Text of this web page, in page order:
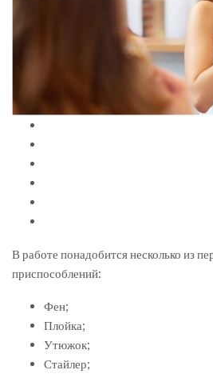
В работе понадобится несколько из
приспособлений:
Фен;
Плойка;
Утюжок;
Стайлер;